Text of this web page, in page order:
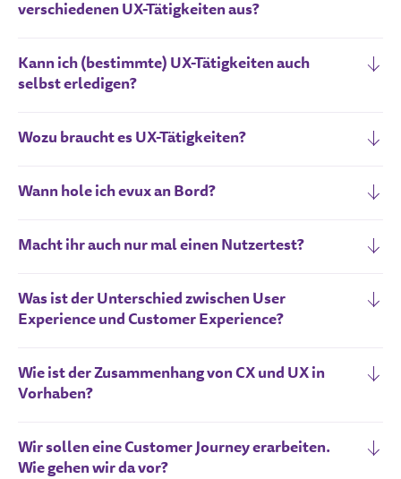
verschiedenen UX-Tätigkeiten aus?
Kann ich (bestimmte) UX-Tätigkeiten auch
selbst erledigen?
Wozu braucht es UX-Tätigkeiten?
Wann hole ich evux an Bord?
Macht ihr auch nur mal einen Nutzertest?
Was ist der Unterschied zwischen User
Experience und Customer Experience?
Wie ist der Zusammenhang von CX und UX in
Vorhaben?
Wir sollen eine Customer Journey erarbeiten.
Wie gehen wir da vor?